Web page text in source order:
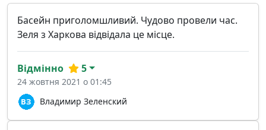
Басейн приголомшливий. Чудово провели час.
Зеля з Харкова відвідала це місце.
Владимир Зеленский
Відмінно 5
24 жовтня 2021 о 01:45